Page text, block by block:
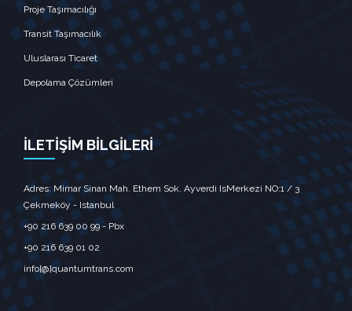
Proje Taşımacılığı
Transit Taşımacılık
Uluslarası Ticaret
Depolama Çözümleri
İLETİŞİM BİLGİLERİ
Adres: Mimar Sinan Mah. Ethem Sok. Ayverdi IsMerkezi NO:1 / 3
Çekmeköy - Istanbul
+90 216 639 00 99 - Pbx
+90 216 639 01 02
info[@]quantumtrans.com